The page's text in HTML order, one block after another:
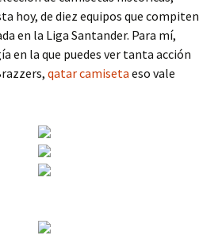
hoy, de diez equipos que compiten
en la Liga Santander. Para mí,
en la que puedes ver tanta acción
qatar camiseta eso vale